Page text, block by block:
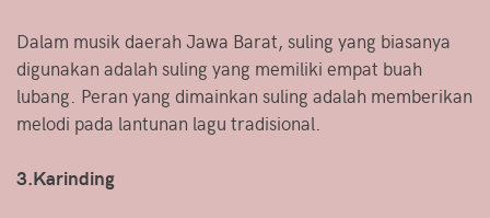
Dalam musik daerah Jawa Barat, suling yang biasanya
digunakan adalah suling yang memiliki empat buah
lubang. Peran yang dimainkan suling adalah memberikan
melodi pada lantunan lagu tradisional.
3.Karinding